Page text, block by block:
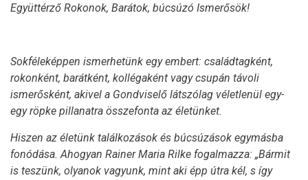
Együttérző Rokonok, Barátok, búcsúzó Ismerősök!
Sokféleképpen ismerhetünk egy embert: családtagként,
rokonként, barátként, kollégaként vagy csupán távoli
ismerősként, akivel a Gondviselő látszólag véletlenül egy-
egy röpke pillanatra összefonta az életünket.
Hiszen az életünk találkozások és búcsúzások egymásba
fonódása. Ahogyan Rainer Maria Rilke fogalmazza: „Bármit
is teszünk, olyanok vagyunk, mint aki épp útra kél, s így